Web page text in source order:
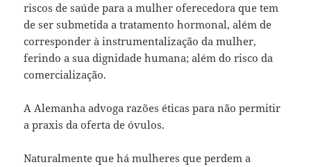
riscos de saúde para a mulher oferecedora que tem
de ser submetida a tratamento hormonal, além de
corresponder à instrumentalização da mulher,
ferindo a sua dignidade humana; além do risco da
comercialização.
A Alemanha advoga razões éticas para não permitir
a praxis da oferta de óvulos.
Naturalmente que há mulheres que perdem a